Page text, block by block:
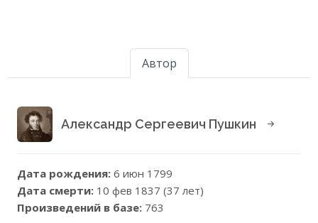
Автор
Александр Сергеевич Пушкин
Дата рождения: 6 июн 1799
Дата смерти: 10 фев 1837 (37 лет)
Произведений в базе: 763